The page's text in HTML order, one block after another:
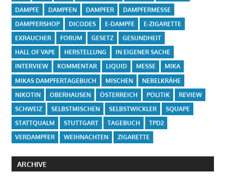
DAMPFE
DAMPFEN DAMPFER
DAMPFERMESSE
DAMPFERSHOP
DICODES E-DAMPFE
E-ZIGARETTE
EXRAUCHER
FORUM GESETZ
GESUNDHEIT
HALL OF VAPE
HERSTELLUNG
IN EIGENER SACHE
INTERVIEW
KOMMENTAR LIQUID MESSE
MIKA
MIKAS DAMPFERTAGEBUCH
MISCHEN
NEBELKRÄHE
NIKOTIN
OBERHAUSEN ÖSTERREICH POLITIK
REVIEW
SCHWEIZ
SELBSTMISCHEN SELBSTWICKLER
SQUAPE
STATTQUALM
STUTTGART TAGEBUCH
TPD2
VERDAMPFER
WEIHNACHTEN ZIGARETTE
ARCHIVE